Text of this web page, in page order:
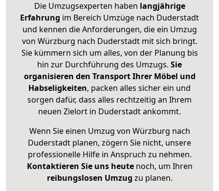
Die Umzugsexperten haben langjährige
Erfahrung im Bereich Umzüge nach Duderstadt
und kennen die Anforderungen, die ein Umzug
von Würzburg nach Duderstadt mit sich bringt.
Sie kümmern sich um alles, von der Planung bis
hin zur Durchführung des Umzugs. Sie
organisieren den Transport Ihrer Möbel und
Habseligkeiten, packen alles sicher ein und
sorgen dafür, dass alles rechtzeitig an Ihrem
neuen Zielort in Duderstadt ankommt.
Wenn Sie einen Umzug von Würzburg nach
Duderstadt planen, zögern Sie nicht, unsere
professionelle Hilfe in Anspruch zu nehmen.
Kontaktieren Sie uns heutenoch, um Ihren
reibungslosen Umzug zu planen.